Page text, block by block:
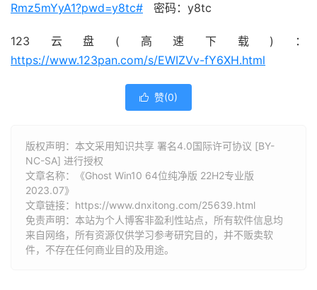
Rmz5mYyA1?pwd=y8tc# 密码：y8tc
123云盘(高速下载)：
https://www.123pan.com/s/EWIZVv-fY6XH.html
 赞(0)
版权声明：本文采用知识共享 署名4.0国际许可协议 [BY-
NC-SA] 进行授权
文章名称：《Ghost Win10 64位纯净版 22H2专业版
2023.07》
文章链接： https://www.dnxitong.com/25639.html
免责声明：本站为个人博客非盈利性站点，所有软件信息均
来自网络，所有资源仅供学习参考研究目的，并不贩卖软
件，不存在任何商业目的及用途。